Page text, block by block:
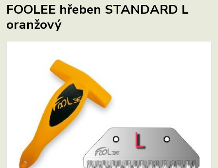
FOOLEE hřeben STANDARD L
oranžový